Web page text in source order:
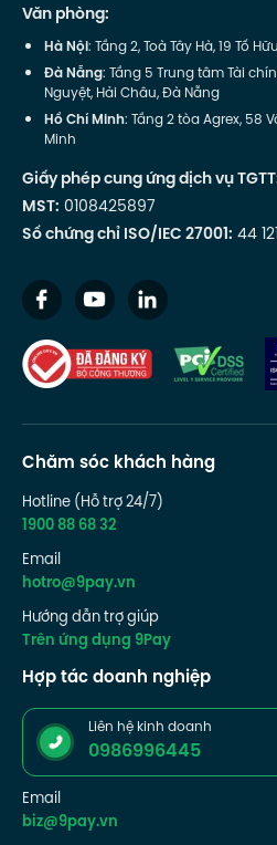
Văn phòng:
Hà Nội: Tầng 2, Toà Tây Hà, 19 Tố
Đà Nẵng: Tầng 5 Trung tâm Tài
Nguyệt, Hải Châu, Đà Nẵng
Hồ Chí Minh: Tầng 2 tòa Agrex, 58
Minh
Giấy phép cung ứng dịch vụ
MST: 0108425897
Số chứng chỉ ISO/IEC 27001: 44
Chăm sóc khách hàng
Hotline (Hỗ trợ 24/7)
1900 88 68 32
Email
hotro@9pay.vn
Hướng dẫn trợ giúp
Trên ứng dụng 9Pay
Hợp tác doanh nghiệp
Liên hệ kinh doanh
0986996445
Email
biz@9pay.vn